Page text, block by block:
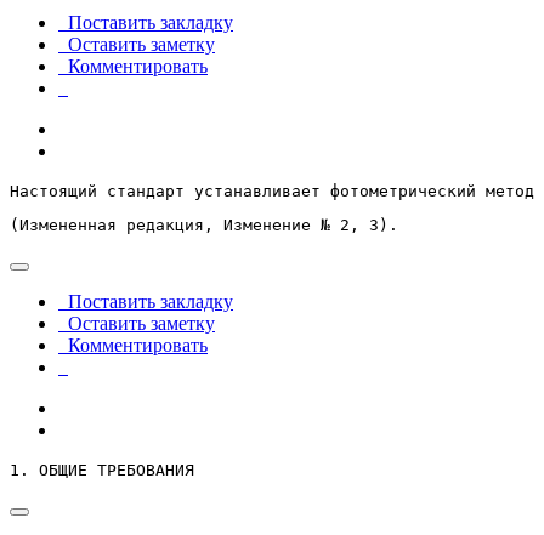
Поставить закладку
Оставить заметку
Комментировать
Настоящий стандарт устанавливает фотометрический
(Измененная редакция, Изменение № 2, 3).
Поставить закладку
Оставить заметку
Комментировать
1. ОБЩИЕ ТРЕБОВАНИЯ